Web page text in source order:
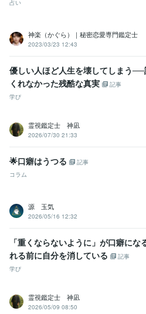
占い
神楽（かぐら）｜秘密恋愛専門鑑定士
2023/03/23 12:43
優しい人ほど人生を壊してしまう──
くれなかった残酷な真実
記事
学び
霊視鑑定士 神凪
2026/07/30 21:33
🌟口癖はうつる
記事
コラム
源 玉気
2026/05/16 12:32
「重くならないように」が口癖にな
れる前に自分を消している
記事
学び
霊視鑑定士 神凪
2026/05/09 08:50